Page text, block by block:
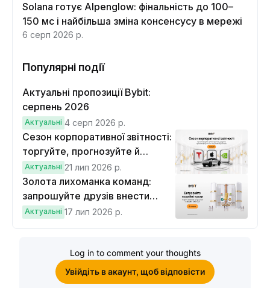
Solana готує Alpenglow: фінальність до 100–
150 мс і найбільша зміна консенсусу в мережі
6 серп 2026 р.
Популярні події
Актуальні пропозиції Bybit:
серпень 2026
Актуальні 4 серп 2026 р.
Сезон корпоративної звітності:
торгуйте, прогнозуйте й
вигравайте Cybertruck
Актуальні 21 лип 2026 р.
Золота лихоманка команд:
запрошуйте друзів внести
депозит на $100 і торгувати на
Актуальні 17 лип 2026 р.
Log in to comment your thoughts
Увійдіть в акаунт, щоб відповісти